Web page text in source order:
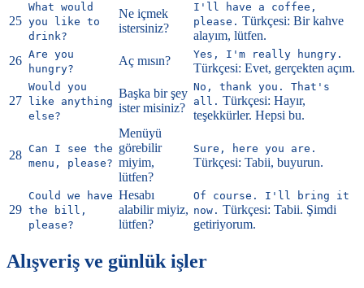
25
What would
you like to
drink?
Ne içmek
istersiniz?
I'll have a coffee,
please. Türkçesi: Bir kahve
alayım, lütfen.
26 Are you
hungry?
Aç mısın? Yes, I'm really hungry.
Türkçesi: Evet, gerçekten açım.
27
Would you
like anything
else?
Başka bir şey
ister misiniz?
No, thank you. That's
all. Türkçesi: Hayır,
teşekkürler. Hepsi bu.
28 Can I see the
menu, please?
Menüyü
görebilir
miyim,
lütfen?
Sure, here you are.
Türkçesi: Tabii, buyurun.
29
Could we have
the bill,
please?
Hesabı
alabilir miyiz,
lütfen?
Of course. I'll bring it
now. Türkçesi: Tabii. Şimdi
getiriyorum.
Alışveriş ve günlük işler